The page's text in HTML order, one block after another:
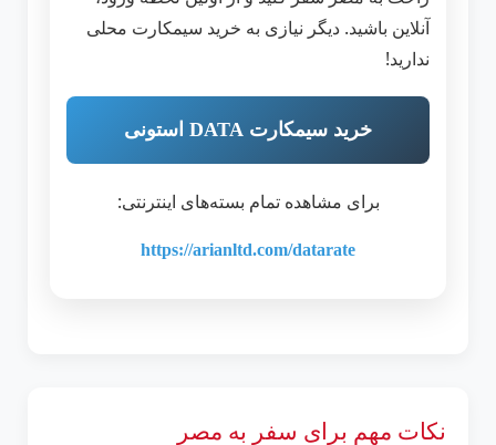
آنلاین باشید. دیگر نیازی به خرید سیمکارت محلی
ندارید!
خرید سیمکارت DATA استونی
برای مشاهده تمام بسته‌های اینترنتی:
https://arianltd.com/datarate
نکات مهم برای سفر به مصر